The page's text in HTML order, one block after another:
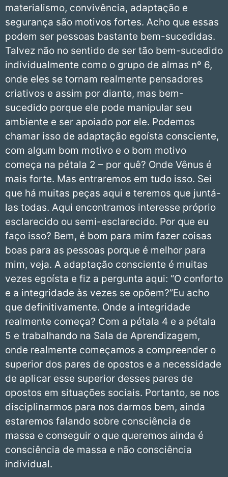
materialismo, convivência, adaptação e
segurança são motivos fortes. Acho que essas
podem ser pessoas bastante bem-sucedidas.
Talvez não no sentido de ser tão bem-sucedido
individualmente como o grupo de almas nº 6,
onde eles se tornam realmente pensadores
criativos e assim por diante, mas bem-
sucedido porque ele pode manipular seu
ambiente e ser apoiado por ele. Podemos
chamar isso de adaptação egoísta consciente,
com algum bom motivo e o bom motivo
começa na pétala 2 – por quê? Onde Vênus é
mais forte. Mas entraremos em tudo isso. Sei
que há muitas peças aqui e teremos que juntá-
las todas. Aqui encontramos interesse próprio
esclarecido ou semi-esclarecido. Por que eu
faço isso? Bem, é bom para mim fazer coisas
boas para as pessoas porque é melhor para
mim, veja. A adaptação consciente é muitas
vezes egoísta e fiz a pergunta aqui: “O conforto
e a integridade às vezes se opõem?”Eu acho
que definitivamente. Onde a integridade
realmente começa? Com a pétala 4 e a pétala
5 e trabalhando na Sala de Aprendizagem,
onde realmente começamos a compreender o
superior dos pares de opostos e a necessidade
de aplicar esse superior desses pares de
opostos em situações sociais. Portanto, se nos
disciplinarmos para nos darmos bem, ainda
estaremos falando sobre consciência de
massa e conseguir o que queremos ainda é
consciência de massa e não consciência
individual.